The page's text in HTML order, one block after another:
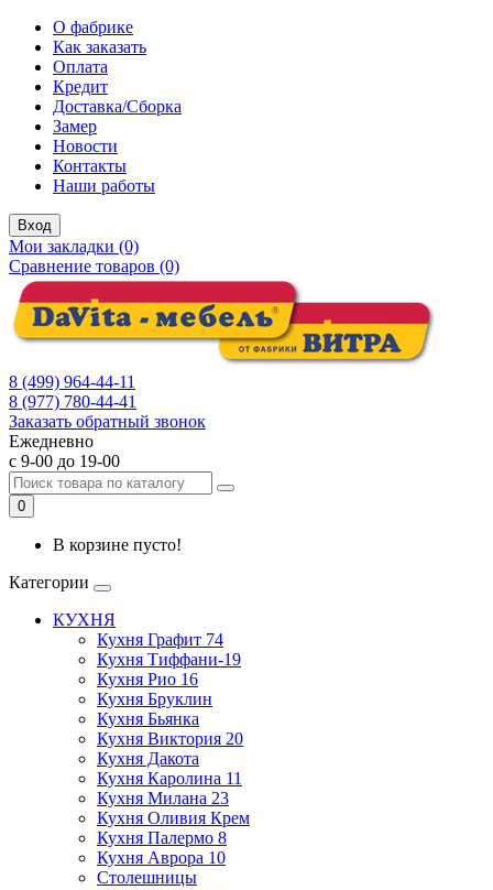
О фабрике
Как заказать
Оплата
Кредит
Доставка/Сборка
Замер
Новости
Контакты
Наши работы
Вход
Мои закладки (0)
Сравнение товаров (0)
8 (499) 964-44-11
8 (977) 780-44-41
Заказать обратный звонок
Ежедневно
с 9-00 до 19-00
0
В корзине пусто!
Категории
КУХНЯ
Кухня Графит 74
Кухня Тиффани-19
Кухня Рио 16
Кухня Бруклин
Кухня Бьянка
Кухня Виктория 20
Кухня Дакота
Кухня Каролина 11
Кухня Милана 23
Кухня Оливия Крем
Кухня Палермо 8
Кухня Аврора 10
Столешницы